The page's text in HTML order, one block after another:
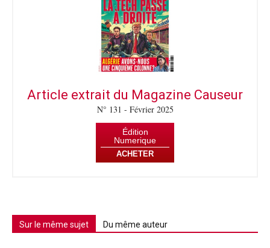
Article extrait du Magazine Causeur
N° 131 - Février 2025
Édition
Numerique
ACHETER
Sur le même sujet Du même auteur